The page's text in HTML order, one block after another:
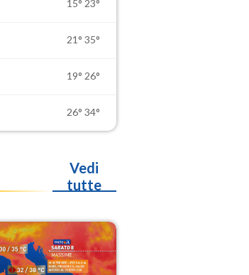
15° 23°
21° 35°
19° 26°
26° 34°
Vedi
tutte